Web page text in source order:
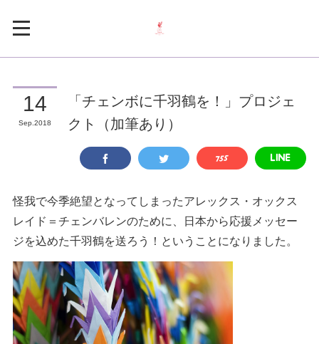
14
Sep 2018
「チェンボに千羽鶴を！」プロジェ
クト（加筆あり）
怪我で今季絶望となってしまったアレックス・オックス
レイド＝チェンバレンのために、日本から応援メッセー
ジを込めた千羽鶴を送ろう！ということになりました。